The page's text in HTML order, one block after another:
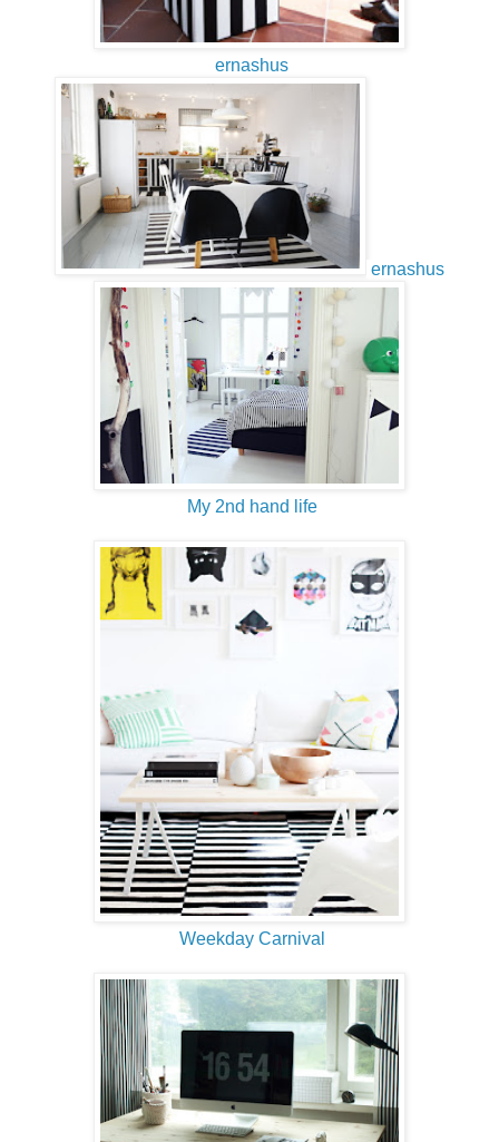
ernashus
ernashus
My 2nd hand life
Weekday Carnival